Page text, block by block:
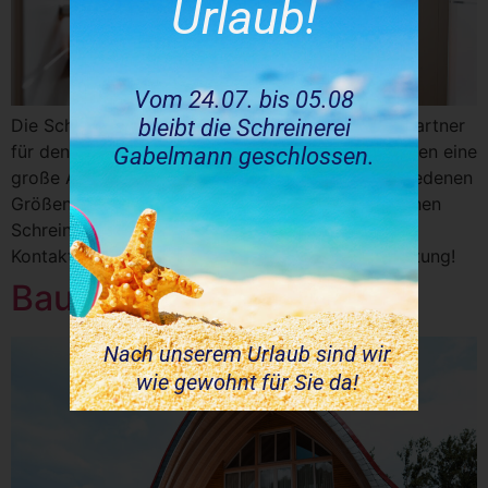
Die Schreinerei Gabelmann ist Ihr zuverlässiger Partner
für den Einbau und Austausch von Türen. Wir bieten eine
große Auswahl an hochwertigen Türen in verschiedenen
Größen, Materialien und Designs. Unsere erfahrenen
Schreiner sorgen für eine fachgerechte Montage.
Kontaktieren Sie uns für eine unverbindliche Beratung!
Bauen und Renovieren
Urlaub!
Vom 24.07. bis 05.08
bleibt die Schreinerei
Gabelmann geschlossen.
Nach unserem Urlaub sind wir
wie gewohnt für Sie da!